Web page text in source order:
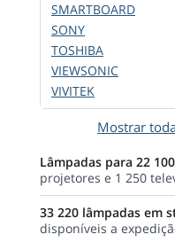
SMARTBOARD
SONY
TOSHIBA
VIEWSONIC
VIVITEK
Mostrar
Lâmpadas para 22 100
projetores e 1 250
33 220 lâmpadas em
disponíveis a